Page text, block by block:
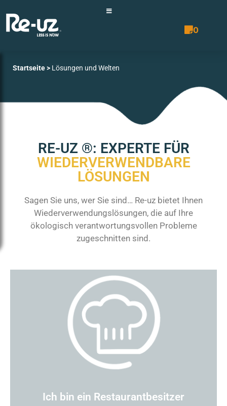
0
Startseite> Lösungen und Welten
RE-UZ ®: EXPERTE FÜR
WIEDERVERWENDBARE
LÖSUNGEN
Sagen Sie uns, wer Sie sind… Re-uz bietet Ihnen
Wiederverwendungslösungen, die auf Ihre
ökologisch verantwortungsvollen Probleme
zugeschnitten sind.
Ich bin ein Restaurantbesitzer
wiederverwendbares Geschirr, das für das
Catering vor Ortoderzum Mitnehmen
geeignet ist.